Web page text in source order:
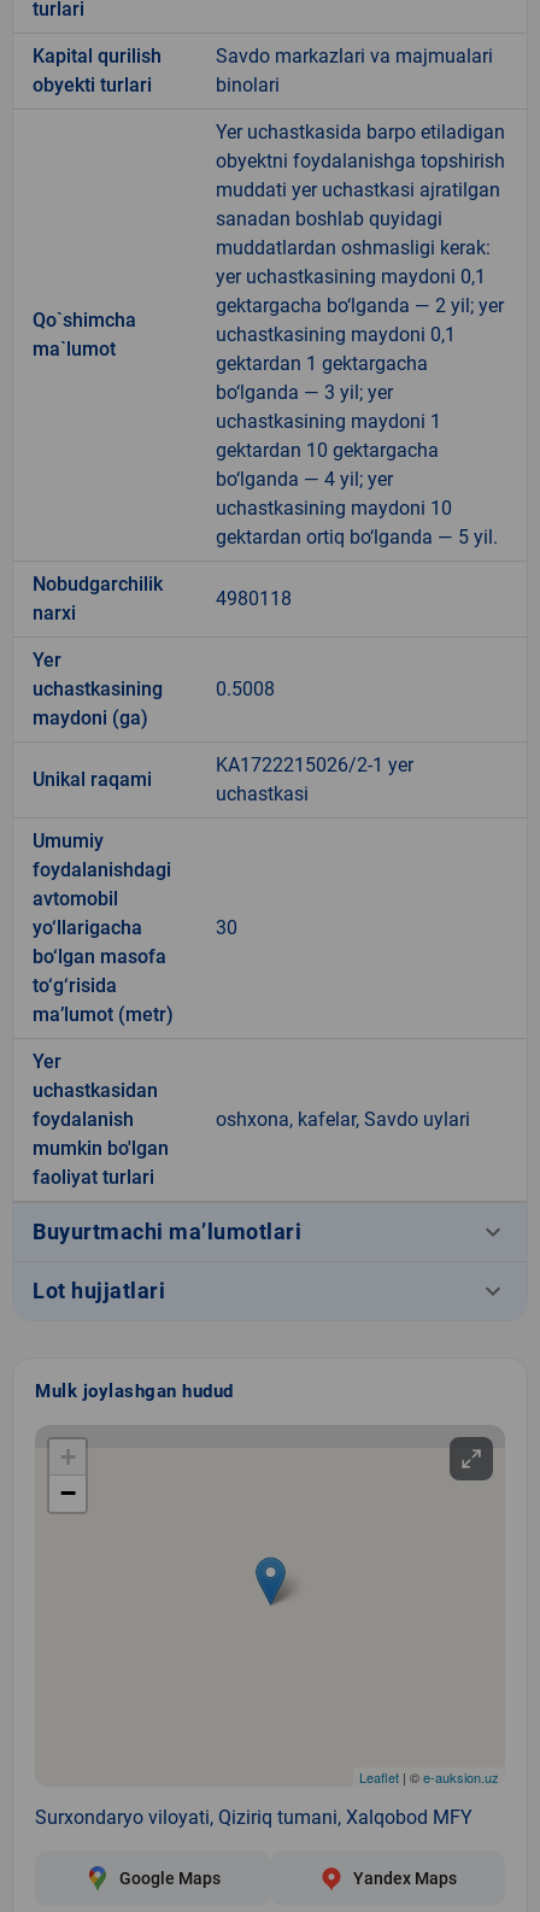
turlari
Kapital qurilish
obyekti turlari
Savdo markazlari va majmualari
binolari
Qo`shimcha
ma`lumot
Yer uchastkasida barpo etiladigan
obyektni foydalanishga topshirish
muddati yer uchastkasi ajratilgan
sanadan boshlab quyidagi
muddatlardan oshmasligi kerak:
yer uchastkasining maydoni 0,1
gektargacha bo‘lganda — 2 yil; yer
uchastkasining maydoni 0,1
gektardan 1 gektargacha
bo‘lganda — 3 yil; yer
uchastkasining maydoni 1
gektardan 10 gektargacha
bo‘lganda — 4 yil; yer
uchastkasining maydoni 10
gektardan ortiq bo‘lganda — 5 yil.
Nobudgarchilik
narxi
4980118
Yer
uchastkasining
maydoni (ga)
0.5008
Unikal raqami
KA1722215026/2-1 yer
uchastkasi
Umumiy
foydalanishdagi
avtomobil
yo‘llarigacha
bo‘lgan masofa
to‘g‘risida
ma’lumot (metr)
30
Yer
uchastkasidan
foydalanish
mumkin bo'lgan
faoliyat turlari
oshxona, kafelar, Savdo uylari
Buyurtmachi ma’lumotlari keyboard_arrow_down
Lot hujjatlari keyboard_arrow_down
Mulk joylashgan hudud
+
−
Leaflet | ©e-auksion.uz
Surxondaryo viloyati, Qiziriq tumani, Xalqobod MFY
Google Maps Yandex Maps